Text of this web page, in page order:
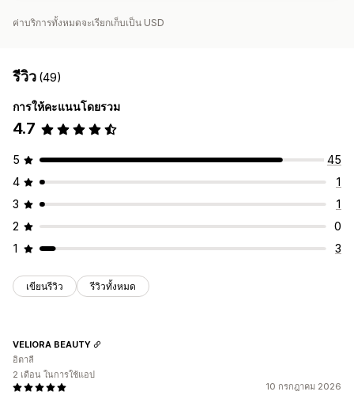
ค่าบริการทั้งหมดจะเรียกเก็บเป็น USD
รีวิว (49)
การให้คะแนนโดยรวม
4.7
5
45
4
1
3
1
2
0
1
3
เขียนรีวิว รีวิวทั้งหมด
10 กรกฎาคม 2026
VELIORA BEAUTY
อิตาลี
2 เดือน ในการใช้แอป